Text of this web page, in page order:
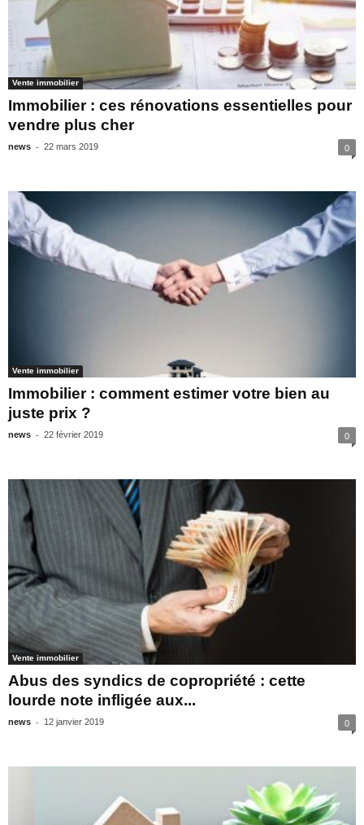
Vente immobilier
Immobilier : ces rénovations essentielles pour
vendre plus cher
news - 22 mars 2019 0
Vente immobilier
Immobilier : comment estimer votre bien au
juste prix ?
news - 22 février 2019 0
Vente immobilier
Abus des syndics de copropriété : cette
lourde note infligée aux...
news - 12 janvier 2019 0